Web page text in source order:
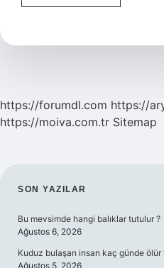
Ilk
Kimdir
https://forumdl.com https://
https://moiva.com.tr Sitemap
SIDEBAR
SON YAZILAR
Bu mevsimde hangi balıklar tutulur ?
Ağustos 6, 2026
Kuduz bulaşan insan kaç günde ölür
Ağustos 5, 2026